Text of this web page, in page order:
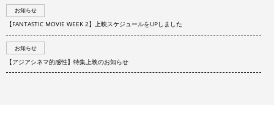
お知らせ
【FANTASTIC MOVIE WEEK 2】上映スケジュールをUPしました
お知らせ
【アジアシネマ的感性】特集上映のお知らせ